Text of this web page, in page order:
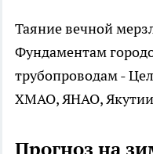
Таяние вечной
Фундаментам
трубопроводам -
ХМАО, ЯНАО, Якутии
Прогноз на